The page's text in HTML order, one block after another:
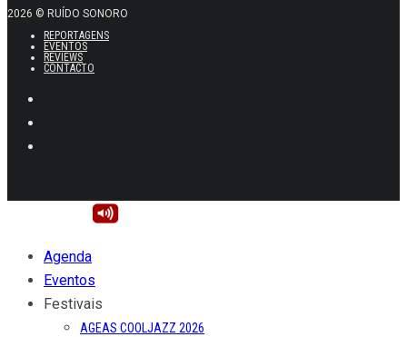
2026 © RUÍDO SONORO
REPORTAGENS
EVENTOS
REVIEWS
CONTACTO
Agenda
Eventos
Festivais
AGEAS COOLJAZZ 2026